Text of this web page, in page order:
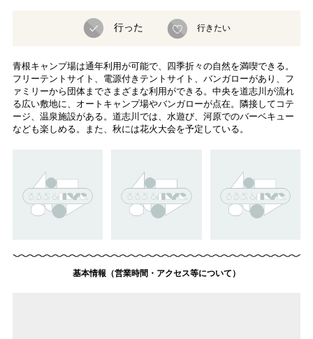
行った 行きたい
青根キャンプ場は通年利用が可能で、四季折々の自然を満喫できる。
フリーテントサイト、電源付きテントサイト、バンガローがあり、フ
ァミリーから団体までさまざまな利用ができる。中央を道志川が流れ
る広い敷地に、オートキャンプ場やバンガローが点在。隣接してコテ
ージ、温泉施設がある。道志川では、水遊び、河原でのバーベキュー
なども楽しめる。また、秋には花火大会を予定している。
基本情報（営業時間・アクセス等について）